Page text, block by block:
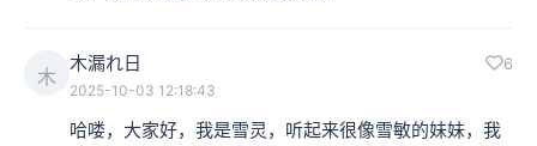
木
木漏れ日 6
2025-10-03 12:18:43
哈喽，大家好，我是雪灵，听起来很像雪敏的妹妹，我